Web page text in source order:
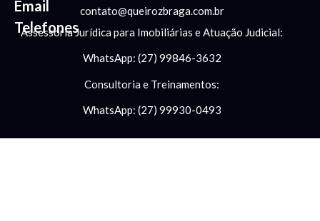
Email contato@queirozbraga.com.br
Telefones
Assessoria Jurídica para Imobiliárias e Atuação Judicial:
WhatsApp: (27) 99846-3632
Consultoria e Treinamentos:
WhatsApp: (27) 99930-0493